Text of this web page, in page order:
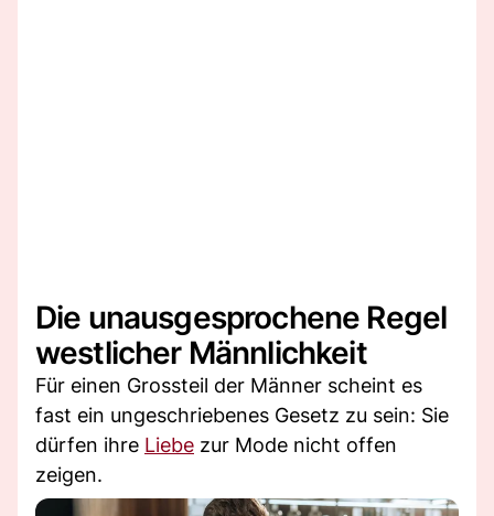
Die unausgesprochene Regel
westlicher Männlichkeit
Für einen Grossteil der Männer scheint es
fast ein ungeschriebenes Gesetz zu sein: Sie
dürfen ihre Liebe zur Mode nicht offen
zeigen.